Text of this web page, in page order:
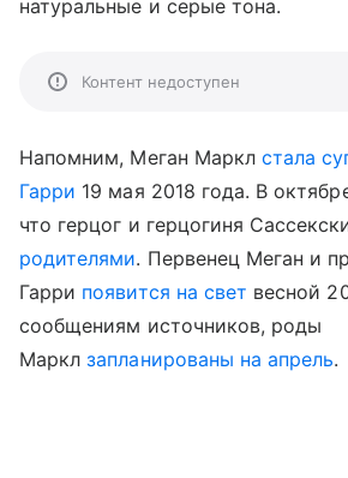
натуральные и серые тона.
Контент недоступен
Напомним, Меган Марклстала
Гарри 19 мая 2018 года. В
что герцог и герцогиня
родителями. Первенец Меган и
Гарри появится на свет весной
сообщениям источников, роды
Марклзапланированы на апрель.